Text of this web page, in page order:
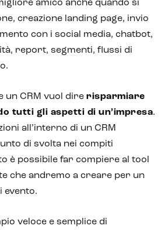
amico anche quando si
creazione landing page, invio
con i social media, chatbot,
report, segmenti, flussi di
un CRM vuol dire risparmiare
tutti gli aspetti di un’impresa.
all’interno di un CRM
di svolta nei compiti
è possibile far compiere al tool
che andremo a creare per un
evento.
veloce e semplice di